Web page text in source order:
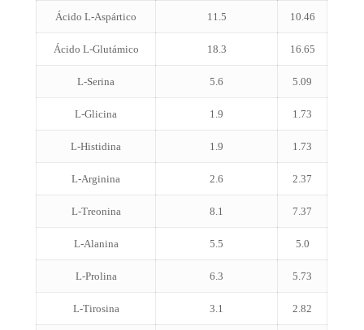
Ácido L-Aspártico 11.5 10.46
Ácido L-Glutámico 18.3 16.65
L-Serina 5.6 5.09
L-Glicina 1.9 1.73
L-Histidina 1.9 1.73
L-Arginina 2.6 2.37
L-Treonina 8.1 7.37
L-Alanina 5.5 5.0
L-Prolina 6.3 5.73
L-Tirosina 3.1 2.82